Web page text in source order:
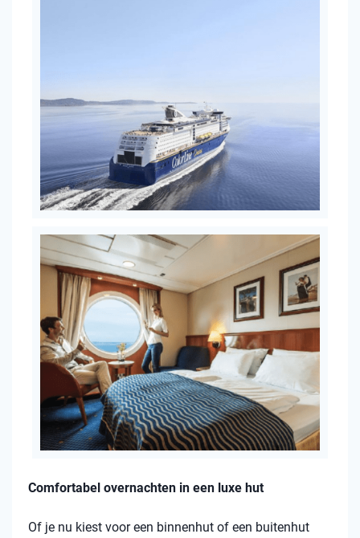
Comfortabel overnachten in een luxe hut
Of je nu kiest voor een binnenhut of een buitenhut